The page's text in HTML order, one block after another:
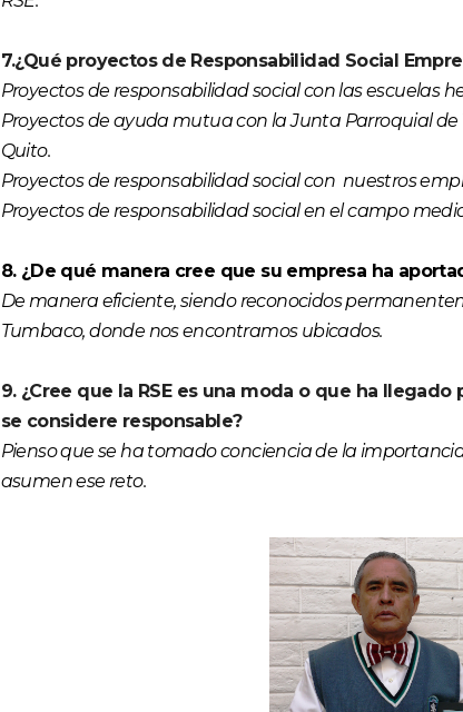
7.¿Qué proyectos de Responsabilidad Social
Proyectos de responsabilidad social con las escuelas
Proyectos de ayuda mutua con la Junta Parroquial
Quito.
Proyectos de responsabilidad social con nuestros
Proyectos de responsabilidad social en el campo
8. ¿De qué manera cree que su empresa ha
De manera eficiente, siendo reconocidos
Tumbaco, donde nos encontramos ubicados.
9. ¿Cree que la RSE es una moda o que ha
se considere responsable?
Pienso que se ha tomado conciencia de la
asumen ese reto.